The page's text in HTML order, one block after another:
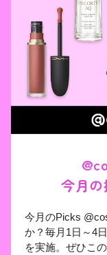
今月
今月のPicks
か？毎月1日～4
を実施。ぜひこ